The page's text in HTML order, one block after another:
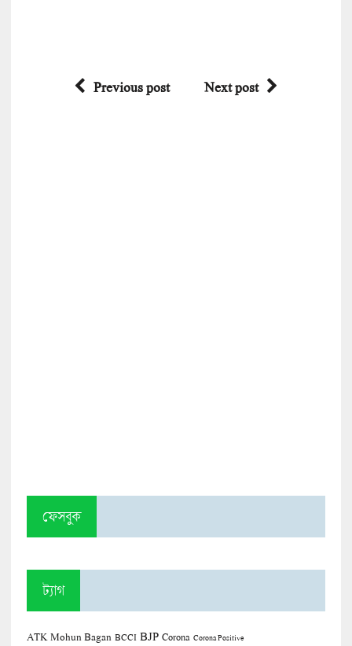
Previous post Next post
ফেসবুক
ট্যাগ
ATK Mohun Bagan BCCI BJP Corona Corona Positive